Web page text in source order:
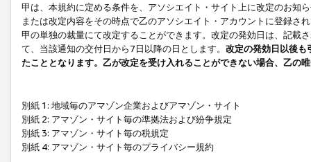
甲は、本規約に定める条件を、アソシエイト・サイト上に改定のお知
または改定内容をその時点で乙のアソシエイト・アカウントに登録さ
甲の単独の裁量にて改定することができます。改定の発効日は、記載
て、当該通知の交付日から7日以降の日とします。 改定の発効日以後も
たこととなります。乙が改定を受け入れることができない場合、乙の
別紙 1: 地域毎のアマゾン企業およびアマゾン・サイト
別紙 2: アマゾン・サイト毎の準拠法および紛争規定
別紙 3: アマゾン・サイト毎の税規定
別紙 4: アマゾン・サイト毎のプライバシー規約